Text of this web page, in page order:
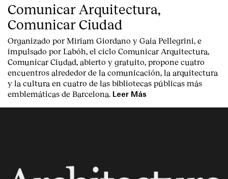
Comunicar Arquitectura,
Comunicar Ciudad
Organizado por Miriam Giordano y Gaia Pellegrini, e
impulsado por Labóh, el ciclo Comunicar Arquitectura,
Comunicar Ciudad, abierto y gratuito, propone cuatro
encuentros alrededor de la comunicación, la arquitectura
y la cultura en cuatro de las bibliotecas públicas más
emblemáticas de Barcelona. Leer Más